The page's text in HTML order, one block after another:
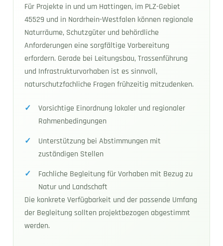
Für Projekte in und um Hattingen, im PLZ-Gebiet
45529 und in Nordrhein-Westfalen können regionale
Naturräume, Schutzgüter und behördliche
Anforderungen eine sorgfältige Vorbereitung
erfordern. Gerade bei Leitungsbau, Trassenführung
und Infrastrukturvorhaben ist es sinnvoll,
naturschutzfachliche Fragen frühzeitig mitzudenken.
Vorsichtige Einordnung lokaler und regionaler
Rahmenbedingungen
Unterstützung bei Abstimmungen mit
zuständigen Stellen
Fachliche Begleitung für Vorhaben mit Bezug zu
Natur und Landschaft
Die konkrete Verfügbarkeit und der passende Umfang
der Begleitung sollten projektbezogen abgestimmt
werden.